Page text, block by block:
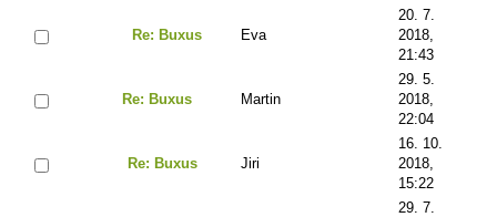
Re: Buxus Eva
20. 7.
2018,
21:43
Re: Buxus Martin
29. 5.
2018,
22:04
Re: Buxus Jiri
16. 10.
2018,
15:22
29. 7.